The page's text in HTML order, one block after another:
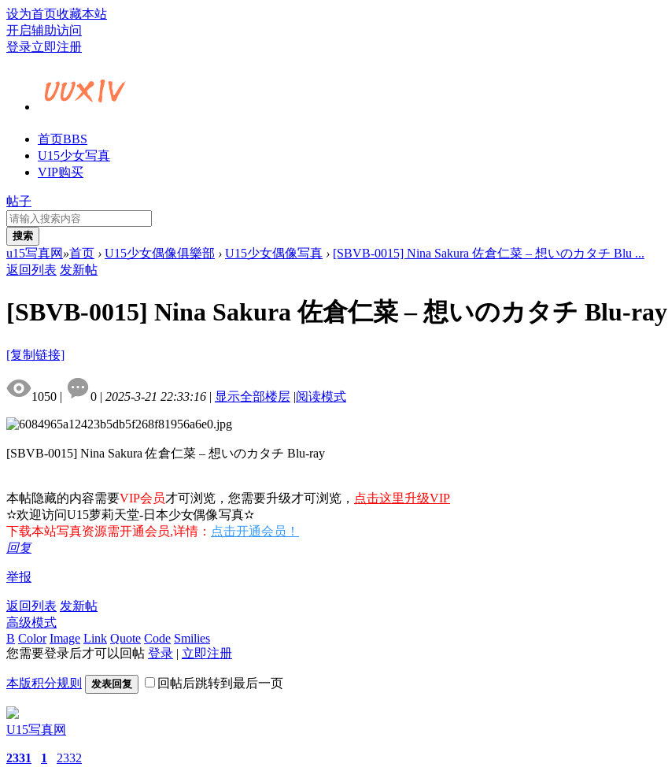
设为首页收藏本站
开启辅助访问
登录立即注册
首页BBS
U15少女写真
VIP购买
帖子
搜索
u15写真网 »首页 › U15少女偶像俱樂部 › U15少女偶像写真 › [SBVB-0015] Nina Sakura 佐倉仁菜 – 想いのカタチ Blu ...
返回列表 发新帖
[SBVB-0015] Nina Sakura 佐倉仁菜 – 想いのカタチ Blu-ray
[复制链接]
1050 | 0 | 2025-3-21 22:33:16 | 显示全部楼层 |阅读模式
[SBVB-0015] Nina Sakura 佐倉仁菜 – 想いのカタチ Blu-ray
本帖隐藏的内容需要VIP会员才可浏览，您需要升级才可浏览， 点击这里升级VIP
✫欢迎访问U15萝莉天堂-日本少女偶像写真✫
下载本站写真资源需开通会员,详情： 点击开通会员！
回复
举报
返回列表 发新帖
高级模式
B Color Image Link Quote Code Smilies
您需要登录后才可以回帖 登录 | 立即注册
本版积分规则 发表回复 回帖后跳转到最后一页
U15写真网
2331 1 2332